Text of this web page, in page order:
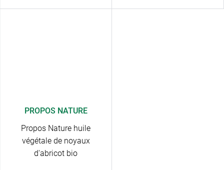
PROPOS NATURE
Propos Nature huile
végétale de noyaux
d'abricot bio